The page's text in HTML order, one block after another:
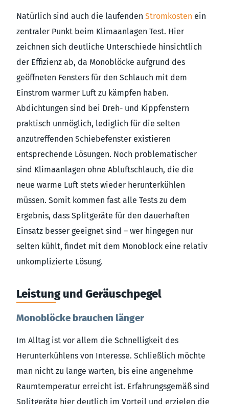
Natürlich sind auch die laufenden Stromkosten ein
zentraler Punkt beim Klimaanlagen Test. Hier
zeichnen sich deutliche Unterschiede hinsichtlich
der Effizienz ab, da Monoblöcke aufgrund des
geöffneten Fensters für den Schlauch mit dem
Einstrom warmer Luft zu kämpfen haben.
Abdichtungen sind bei Dreh- und Kippfenstern
praktisch unmöglich, lediglich für die selten
anzutreffenden Schiebefenster existieren
entsprechende Lösungen. Noch problematischer
sind Klimaanlagen ohne Abluftschlauch, die die
neue warme Luft stets wieder herunterkühlen
müssen. Somit kommen fast alle Tests zu dem
Ergebnis, dass Splitgeräte für den dauerhaften
Einsatz besser geeignet sind – wer hingegen nur
selten kühlt, findet mit dem Monoblock eine relativ
unkomplizierte Lösung.
Leistung und Geräuschpegel
Monoblöcke brauchen länger
Im Alltag ist vor allem die Schnelligkeit des
Herunterkühlens von Interesse. Schließlich möchte
man nicht zu lange warten, bis eine angenehme
Raumtemperatur erreicht ist. Erfahrungsgemäß sind
Splitgeräte hier deutlich im Vorteil und erzielen die